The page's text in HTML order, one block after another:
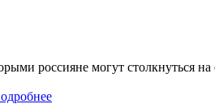
россияне могут столкнуться